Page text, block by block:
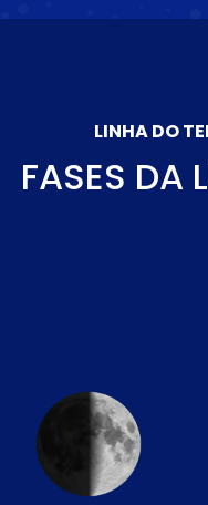
LINHA DO
FASES DA